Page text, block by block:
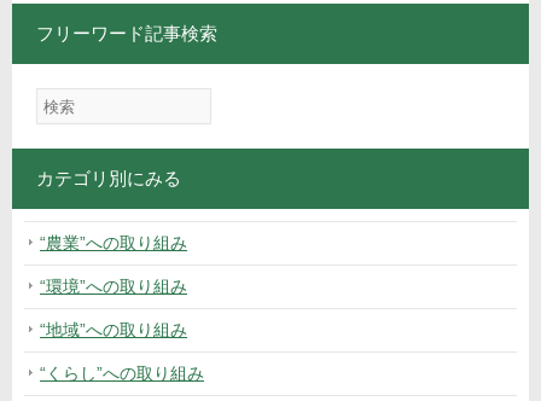
フリーワード記事検索
カテゴリ別にみる
“農業”への取り組み
“環境”への取り組み
“地域”への取り組み
“くらし”への取り組み